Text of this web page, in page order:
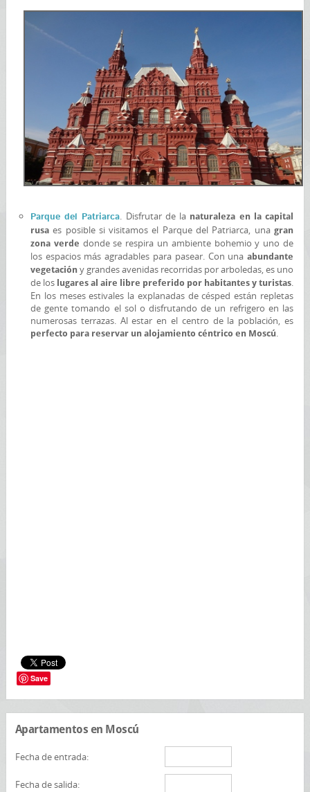
Parque del Patriarca. Disfrutar de la naturaleza en la capital
rusaes posible si visitamos el Parque del Patriarca, unagran
zona verde donde se respira un ambiente bohemio y uno de
los espacios más agradables para pasear. Con unaabundante
vegetación y grandes avenidas recorridas por arboledas, es uno
de los lugares al aire libre preferido por habitantes y turistas.
En los meses estivales la explanadas de césped están repletas
de gente tomando el sol o disfrutando de un refrigero en las
numerosas terrazas. Al estar en el centro de la población, es
perfecto para reservar un alojamiento céntrico en Moscú.
Save
Apartamentos en Moscú
Fecha de entrada:
Fecha de salida: